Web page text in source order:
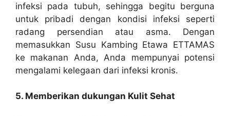
infeksi pada tubuh, sehingga begitu berguna
untuk pribadi dengan kondisi infeksi seperti
radang persendian atau asma. Dengan
memasukkan Susu Kambing Etawa ETTAMAS
ke makanan Anda, Anda mempunyai potensi
mengalami kelegaan dari infeksi kronis.
5. Memberikan dukungan Kulit Sehat